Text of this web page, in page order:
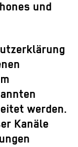
und
werden.
Kanäle